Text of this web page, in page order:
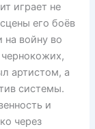
играет не
его боёв
на войну во
артистом, а
системы.
и
через